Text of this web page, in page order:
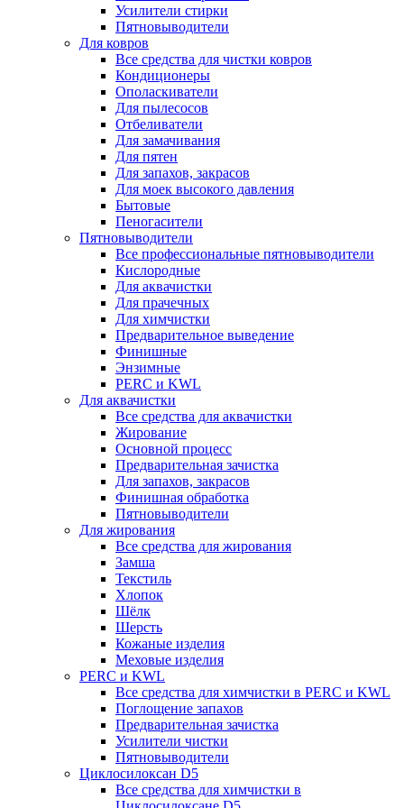
Усилители стирки
Пятновыводители
Для ковров
Все средства для чистки ковров
Кондиционеры
Ополаскиватели
Для пылесосов
Отбеливатели
Для замачивания
Для пятен
Для запахов, закрасов
Для моек высокого давления
Бытовые
Пеногасители
Пятновыводители
Все профессиональные пятновыводители
Кислородные
Для аквачистки
Для прачечных
Для химчистки
Предварительное выведение
Финишные
Энзимные
PERC и KWL
Для аквачистки
Все средства для аквачистки
Жирование
Основной процесс
Предварительная зачистка
Для запахов, закрасов
Финишная обработка
Пятновыводители
Для жирования
Все средства для жирования
Замша
Текстиль
Хлопок
Шёлк
Шерсть
Кожаные изделия
Меховые изделия
PERC и KWL
Все средства для химчистки в PERC и KWL
Поглощение запахов
Предварительная зачистка
Усилители чистки
Пятновыводители
Циклосилоксан D5
Все средства для химчистки в